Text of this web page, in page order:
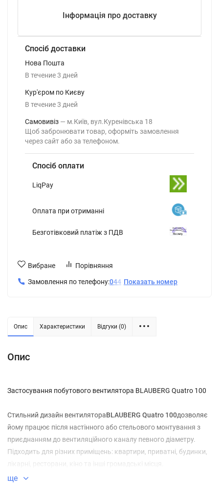
Інформація про доставку
Спосіб доставки
Нова Пошта
В течение3 дней
Кур'єром по Києву
В течение3 дней
Самовивіз
м.Київ, вул.Куренівська 18
Щоб забронювати товар, оформіть замовлення
через сайт або за телефоном.
Спосіб оплати
LiqPay
Оплата при отриманні
Безготівковий платіж з ПДВ
Вибране Порівняння
Замовлення по телефону:044 Показать номер
Опис Характеристики Відгуки (0)
Опис
Застосування побутового вентилятора BLAUBERG Quatro 100
Стильний дизайн вентилятораBLAUBERG Quatro 100дозволяє
йому працює після настінного або стельового монтування з
приєднанням до вентиляційного каналу певного діаметру.
Підходить для різних приміщень: квартири, приватні, будинки,
лікарні, ресторани, кіно та інші громадські місця.
ще